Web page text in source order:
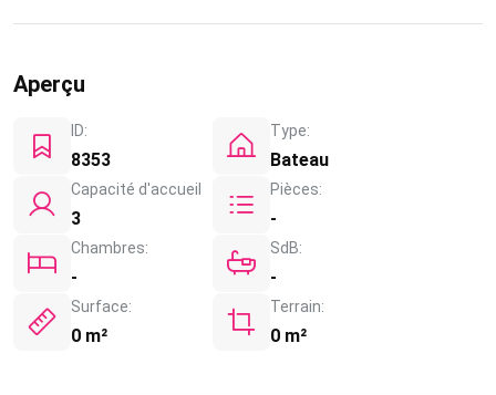
Aperçu
ID:
8353
Type:
Bateau
Capacité d'accueil
3
Pièces:
-
Chambres:
-
SdB:
-
Surface:
0 m²
Terrain:
0 m²